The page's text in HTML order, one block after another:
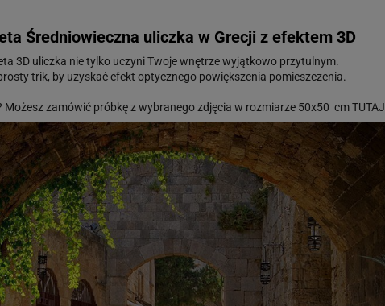
Średniowieczna uliczka w Grecji z efektem 3D
3D uliczka nie tylko uczyni Twoje wnętrze wyjątkowo przytulnym.
trik, by uzyskać efekt optycznego powiększenia pomieszczenia.
Możesz zamówić próbkę z wybranego zdjęcia w rozmiarze 50x50 cmTUTAJ